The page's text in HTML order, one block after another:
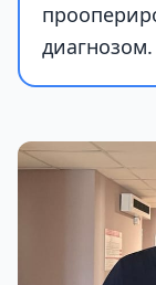
диагнозом.